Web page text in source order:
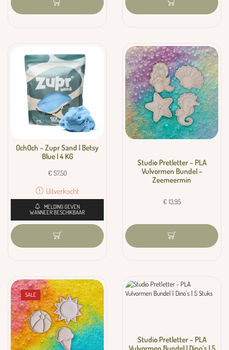
OchOch – Zupr Sand | Betsy
Blue | 4 KG
€ 57,50
Uitverkocht
MELDING GEVEN
WANNEER BESCHIKBAAR
Studio Pretletter – PLA
Vulvormen Bundel –
Zeemeermin
€ 13,95
SALE
Studio Pretletter – PLA
Vulvormen Bundel | Dino’s | 5